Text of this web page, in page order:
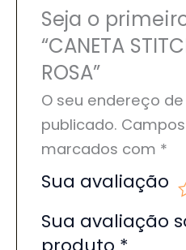
Seja o
“CANETA
ROSA”
O seu endereço
publicado.
marcados com *
Sua avaliação
Sua avaliação